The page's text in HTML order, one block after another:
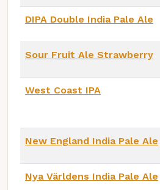
DIPA Double India Pale Ale
Sour Fruit Ale Strawberry
West Coast IPA
New England India Pale Ale
Nya Världens India Pale Ale